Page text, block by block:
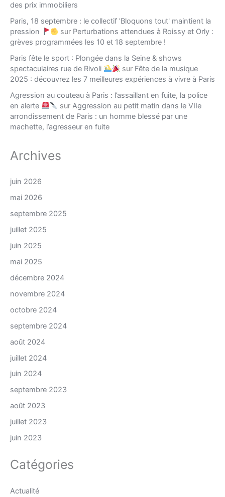
des prix immobiliers
Paris, 18 septembre : le collectif 'Bloquons tout' maintient la
pression
sur Perturbations attendues à Roissy et Orly :
grèves programmées les 10 et 18 septembre !
Paris fête le sport : Plongée dans la Seine & shows
spectaculaires rue de Rivoli
sur Fête de la musique
2025 : découvrez les 7 meilleures expériences à vivre à Paris
Agression au couteau à Paris : l’assaillant en fuite, la police
en alerte
surAggression au petit matin dans le VIIe
arrondissement de Paris : un homme blessé par une
machette, l’agresseur en fuite
Archives
juin 2026
mai 2026
septembre 2025
juillet 2025
juin 2025
mai 2025
décembre 2024
novembre 2024
octobre 2024
septembre 2024
août 2024
juillet 2024
juin 2024
septembre 2023
août 2023
juillet 2023
juin 2023
Catégories
Actualité